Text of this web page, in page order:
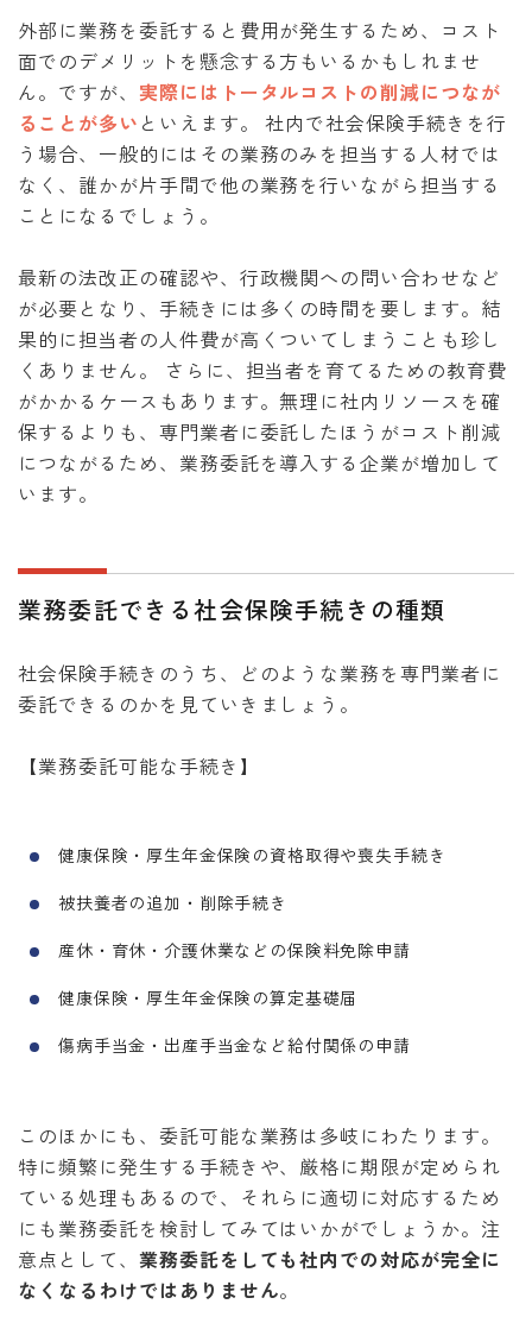
外部に業務を委託すると費用が発生するため、コスト
面でのデメリットを懸念する方もいるかもしれませ
ん。ですが、 実際にはトータルコストの削減につなが
ることが多い といえます。 社内で社会保険手続きを行
う場合、一般的にはその業務のみを担当する人材では
なく、誰かが片手間で他の業務を行いながら担当する
ことになるでしょう。
最新の法改正の確認や、行政機関への問い合わせなど
が必要となり、手続きには多くの時間を要します。結
果的に担当者の人件費が高くついてしまうことも珍し
くありません。 さらに、担当者を育てるための教育費
がかかるケースもあります。無理に社内リソースを確
保するよりも、専門業者に委託したほうがコスト削減
につながるため、業務委託を導入する企業が増加して
います。
業務委託できる社会保険手続きの種類
社会保険手続きのうち、どのような業務を専門業者に
委託できるのかを見ていきましょう。
【業務委託可能な手続き】
健康保険・厚生年金保険の資格取得や喪失手続き
被扶養者の追加・削除手続き
産休・育休・介護休業などの保険料免除申請
健康保険・厚生年金保険の算定基礎届
傷病手当金・出産手当金など給付関係の申請
このほかにも、委託可能な業務は多岐にわたります。
特に頻繁に発生する手続きや、厳格に期限が定められ
ている処理もあるので、それらに適切に対応するため
にも業務委託を検討してみてはいかがでしょうか。注
意点として、 業務委託をしても社内での対応が完全に
なくなるわけではありません。